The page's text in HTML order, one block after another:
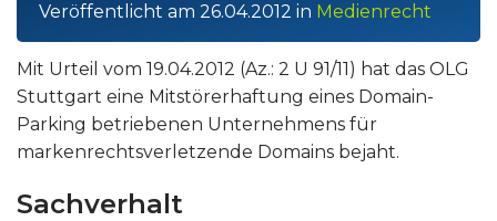
Veröffentlicht am 26.04.2012 in Medienrecht
Mit Urteil vom 19.04.2012 (Az.: 2 U 91/11) hat das OLG
Stuttgart eine Mitstörerhaftung eines Domain-
Parking betriebenen Unternehmens für
markenrechtsverletzende Domains bejaht.
Sachverhalt